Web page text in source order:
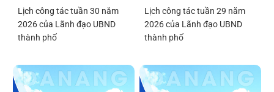
Lịch công tác tuần 30 năm
2026 của Lãnh đạo UBND
thành phố
Lịch công tác tuần 29 năm
2026 của Lãnh đạo UBND
thành phố